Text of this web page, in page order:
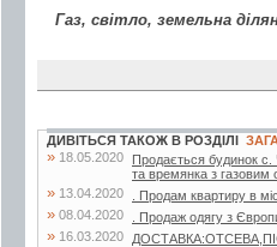
Газ, свiтло, земельна
ДИВІТЬСЯ ТАКОЖ В РОЗДІЛІ
» 18.05.2020
Продається будинок с.
та времянка з газовим
» 13.04.2020 . Продам квартиру в
» 08.04.2020 . Продаж одягу з
» 16.03.2020